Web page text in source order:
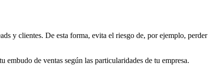
y clientes. De esta forma, evita el riesgo de, por ejemplo, perder
de ventas según las particularidades de tu empresa.